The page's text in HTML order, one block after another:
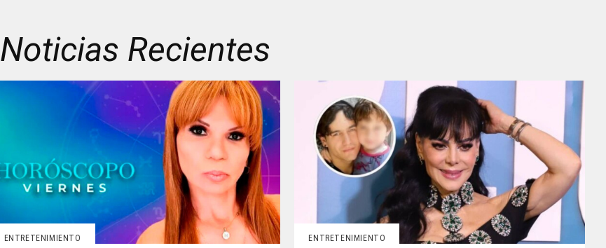
Noticias Recientes
ENTRETENIMIENTO ENTRETENIMIENTO